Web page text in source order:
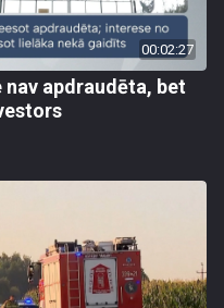
00:02:27
apdraudēta, bet